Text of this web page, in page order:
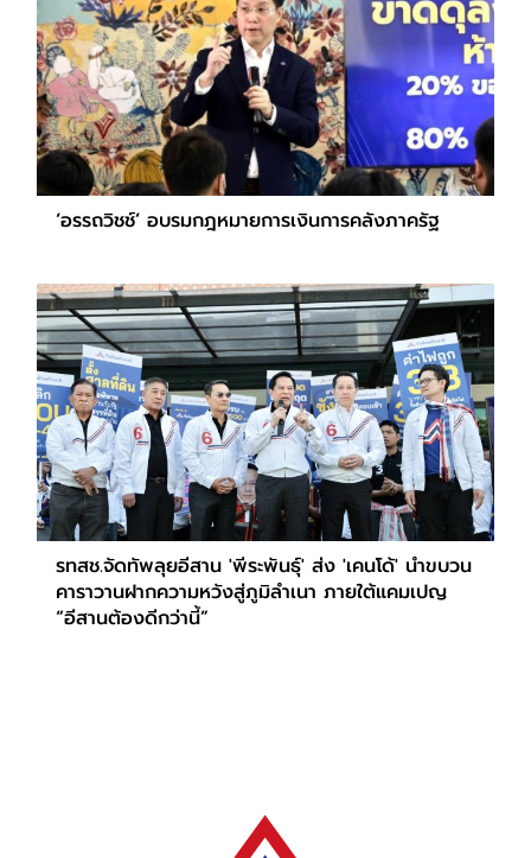
‘อรรถวิชช์’ อบรมกฎหมายการเงินการคลังภาครัฐ
รทสช.จัดทัพลุยอีสาน 'พีระพันธุ์' ส่ง 'เคนโด้' นำขบวน
คาราวานฝากความหวังสู่ภูมิลำเนา ภายใต้แคมเปญ
“อีสานต้องดีกว่านี้”